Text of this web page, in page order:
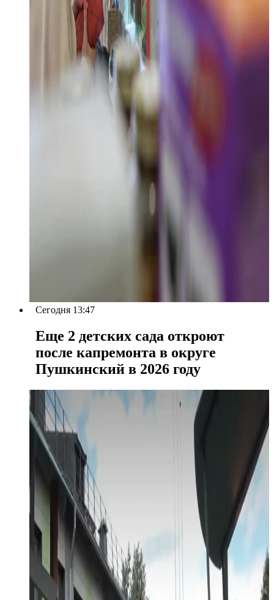
Сегодня 13:47
Еще 2 детских сада откроют
после капремонта в округе
Пушкинский в 2026 году